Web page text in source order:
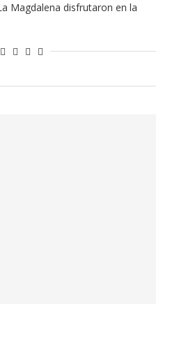
Magdalena disfrutaron en la